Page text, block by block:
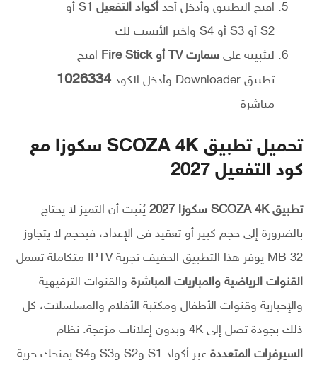
افتح التطبيق وأدخل أحد أكواد التفعيل
S1 أو
S2 أو S3 أو S4 واختر الأنسب لك
لتثبيته على سمارت TV أو Fire Stick
افتح
تطبيق Downloader وأدخل الكود
1026334
مباشرة
تحميل تطبيق SCOZA 4K سكوزا مع
كود التفعيل 2027
تطبيق SCOZA 4K سكوزا 2027
يُثبت أن التميز لا يحتاج
بالضرورة إلى حجم كبير أو تعقيد في الإعداد، فبحجم لا يتجاوز
32 MB يوفر هذا التطبيق الخفيف تجربة IPTV متكاملة تشمل
القنوات الرياضية والمباريات المباشرة والقنوات الترفيهية
والإخبارية وقنوات الأطفال ومكتبة الأفلام والمسلسلات، كل
ذلك بجودة تصل إلى 4K وبدون إعلانات مزعجة. نظام
السيرفرات المتعددة
عبر أكواد S1 وS2 وS3 وS4 يمنحك حرية